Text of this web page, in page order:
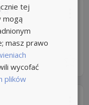
tej
mogą
masz prawo
wycofać
plików